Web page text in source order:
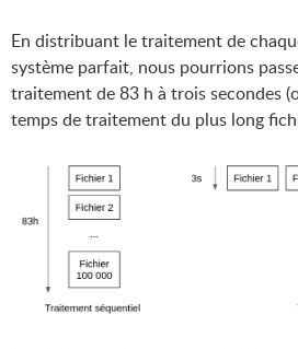
En distribuant le traitement de
système parfait, nous pourrions
traitement de 83 h à trois secondes
temps de traitement du plus long